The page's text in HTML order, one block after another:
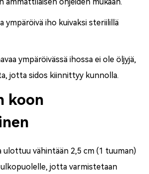
ympäröivä iho kuivaksi steriilillä
ympäröivässä ihossa ei ole öljyjä,
jotta sidos kiinnittyy kunnolla.
koon
ulottuu vähintään 2,5 cm (1 tuuman)
ulkopuolelle, jotta varmistetaan